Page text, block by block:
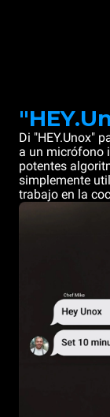
Di "HEY.Unox"
a un micrófono
potentes
simplemente
trabajo en la